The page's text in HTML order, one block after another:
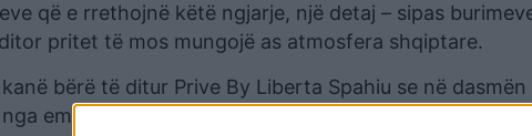
që e rrethojnë këtë ngjarje, një detaj – sipas
pritet të mos mungojë as atmosfera shqiptare.
bërë të ditur Prive By Liberta Spahiu se në
emrat më të njohur dhe më të dashur të muzikës